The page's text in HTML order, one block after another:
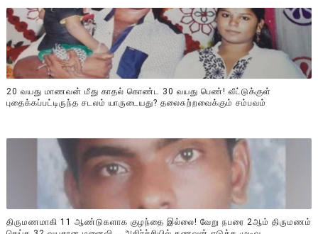
20 வயது மாணவன் மீது காதல் கொண்ட 30 வயது பெண்! வீட்டுக்குள்
புதைக்கப்பட்டிருந்த சடலம் யாருடையது? தலைசுற்றவைக்கும் சம்பவம்
திருமணமாகி 11 ஆண்டுகளாக குழந்தை இல்லை! வேறு நபரை 2ஆம் திருமணம்